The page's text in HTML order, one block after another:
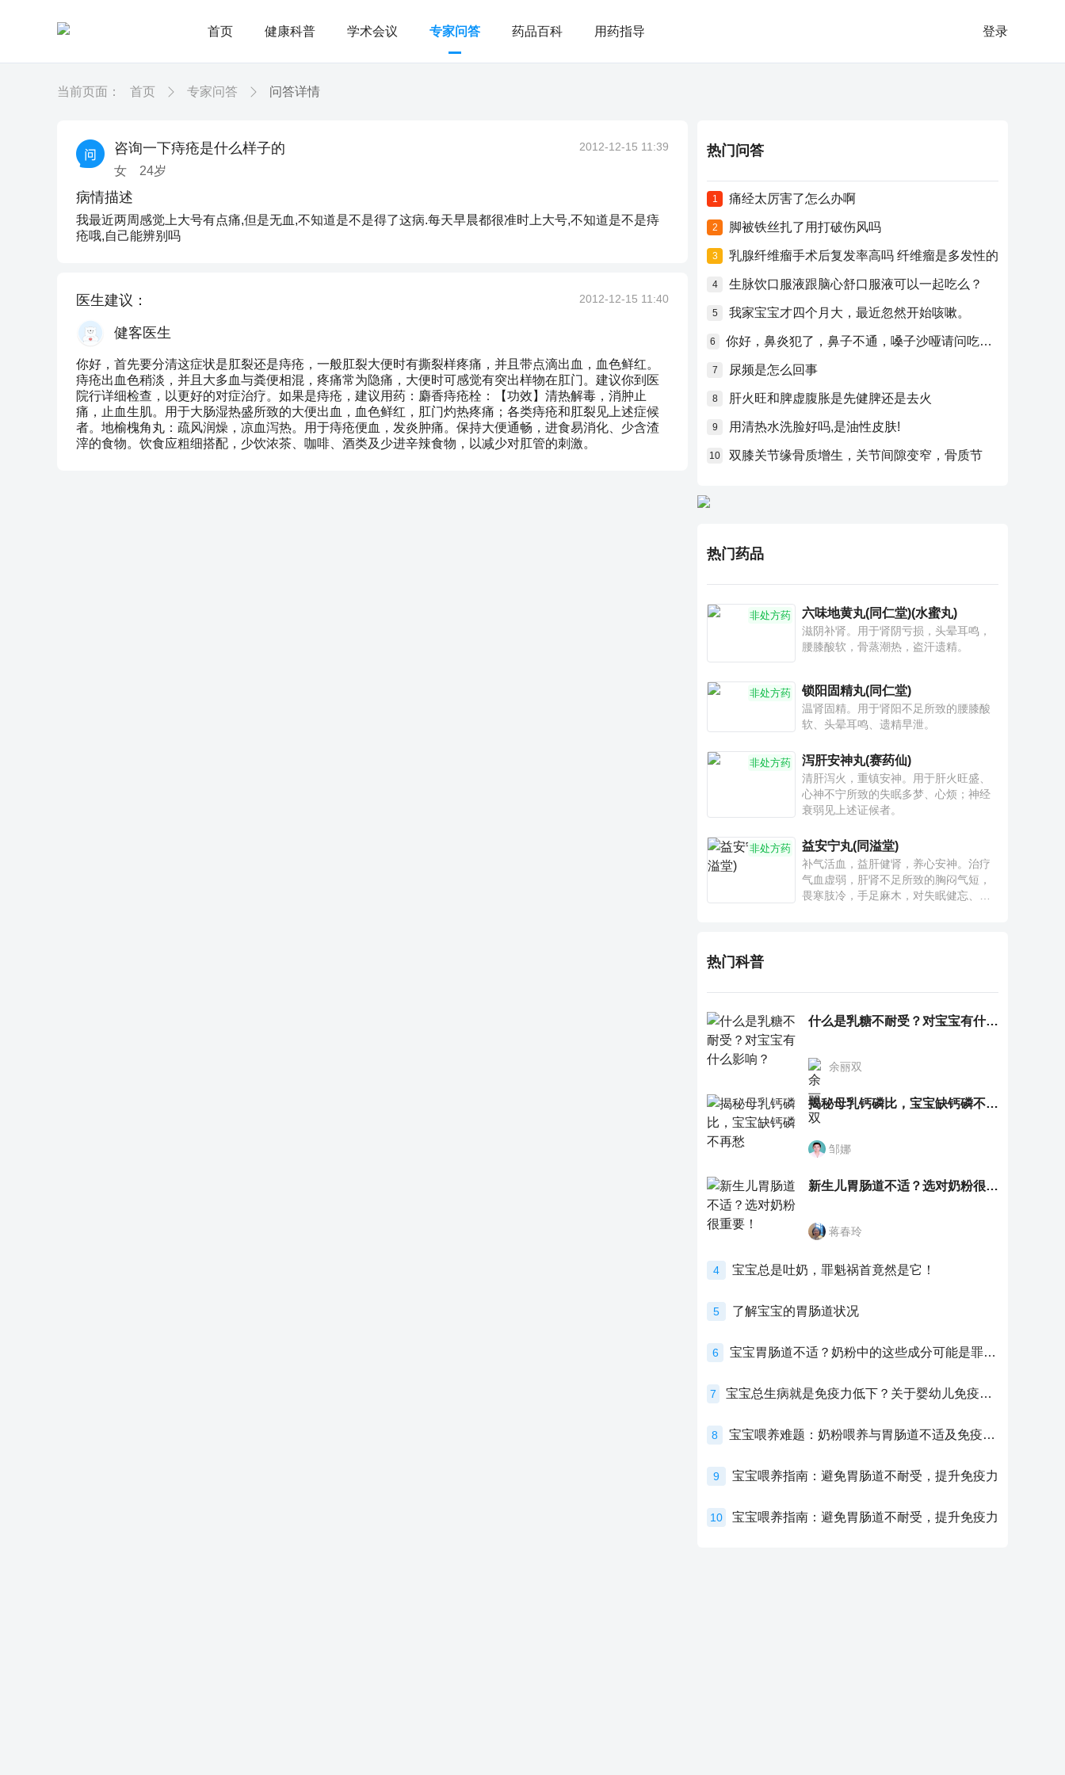
首页 健康科普 学术会议 专家问答 药品百科 用药指导 登录
当前页面： 首页 专家问答 问答详情
咨询一下痔疮是什么样子的
女 24岁
2012-12-15 11:39
病情描述
我最近两周感觉上大号有点痛,但是无血,不知道是不是得了这病.每天早晨都很准时上大号,不知道是不是痔
疮哦,自己能辨别吗
医生建议： 2012-12-15 11:40
健客医生
你好，首先要分清这症状是肛裂还是痔疮，一般肛裂大便时有撕裂样疼痛，并且带点滴出血，血色鲜红。
痔疮出血色稍淡，并且大多血与粪便相混，疼痛常为隐痛，大便时可感觉有突出样物在肛门。建议你到医
院行详细检查，以更好的对症治疗。如果是痔疮，建议用药：麝香痔疮栓：【功效】清热解毒，消肿止
痛，止血生肌。用于大肠湿热盛所致的大便出血，血色鲜红，肛门灼热疼痛；各类痔疮和肛裂见上述症候
者。地榆槐角丸：疏风润燥，凉血泻热。用于痔疮便血，发炎肿痛。保持大便通畅，进食易消化、少含渣
滓的食物。饮食应粗细搭配，少饮浓茶、咖啡、酒类及少进辛辣食物，以减少对肛管的刺激。
热门问答
1 痛经太厉害了怎么办啊
2 脚被铁丝扎了用打破伤风吗
3 乳腺纤维瘤手术后复发率高吗 纤维瘤是多发性的
4 生脉饮口服液跟脑心舒口服液可以一起吃么？
5 我家宝宝才四个月大，最近忽然开始咳嗽。
6 你好，鼻炎犯了，鼻子不通，嗓子沙哑请问吃什么药比较好？
7 尿频是怎么回事
8 肝火旺和脾虚腹胀是先健脾还是去火
9 用清热水洗脸好吗,是油性皮肤!
10 双膝关节缘骨质增生，关节间隙变窄，骨质节
热门药品
非处方药 六味地黄丸(同仁堂)(水蜜丸)
滋阴补肾。用于肾阴亏损，头晕耳鸣，
腰膝酸软，骨蒸潮热，盗汗遗精。
非处方药 锁阳固精丸(同仁堂)
温肾固精。用于肾阳不足所致的腰膝酸
软、头晕耳鸣、遗精早泄。
非处方药 泻肝安神丸(赛药仙)
清肝泻火，重镇安神。用于肝火旺盛、
心神不宁所致的失眠多梦、心烦；神经
衰弱见上述证候者。
非处方药 益安宁丸(同溢堂)
补气活血，益肝健肾，养心安神。治疗
气血虚弱，肝肾不足所致的胸闷气短，
畏寒肢冷，手足麻木，对失眠健忘、神
热门科普
什么是乳糖不耐受？对宝宝有什么影响？
余丽双
揭秘母乳钙磷比，宝宝缺钙磷不再愁
邹娜
新生儿胃肠道不适？选对奶粉很重要！
蒋春玲
4 宝宝总是吐奶，罪魁祸首竟然是它！
5 了解宝宝的胃肠道状况
6 宝宝胃肠道不适？奶粉中的这些成分可能是罪魁祸首！
7 宝宝总生病就是免疫力低下？关于婴幼儿免疫力的真相，家长必须了解！
8 宝宝喂养难题：奶粉喂养与胃肠道不适及免疫力提升的奥秘
9 宝宝喂养指南：避免胃肠道不耐受，提升免疫力
10 宝宝喂养指南：避免胃肠道不耐受，提升免疫力